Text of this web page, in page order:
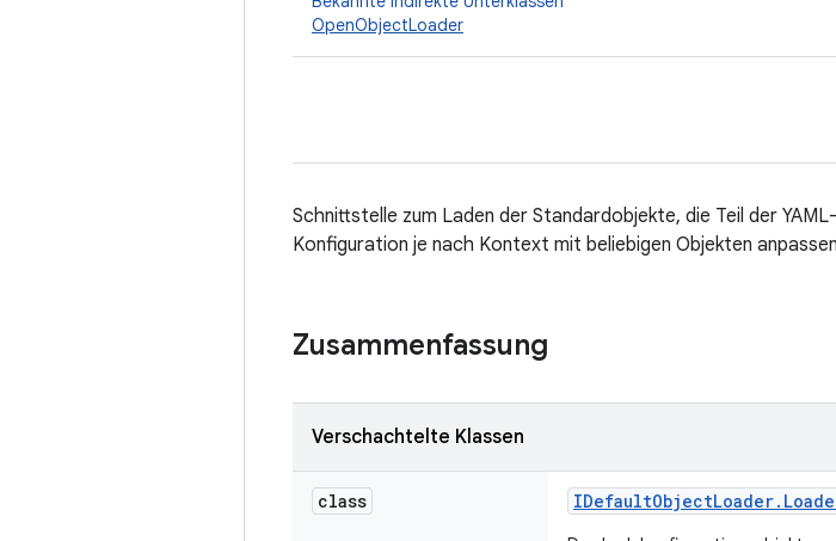
OpenObjectLoader
Schnittstelle zum Laden der Standardobjekte, die Teil der
Konfiguration je nach Kontext mit beliebigen Objekten
Zusammenfassung
Verschachtelte Klassen
class IDefaultObjectLoader.